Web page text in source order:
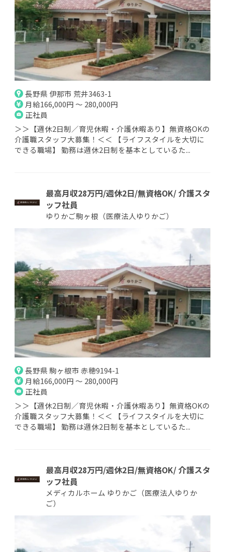
長野県 伊那市 荒井3463-1
月給166,000円 ～ 280,000円
正社員
＞＞【週休2日制／育児休暇・介護休暇あり】無資格OKの
介護職スタッフ大募集！＜＜ 【ライフスタイルを大切に
できる職場】 勤務は週休2日制を基本としているた...
最高月収28万円/週休2日/無資格OK/ 介護スタ
ッフ社員
ゆりかご駒ヶ根（医療法人ゆりかご）
長野県 駒ヶ根市 赤穂9194-1
月給166,000円 ～ 280,000円
正社員
＞＞【週休2日制／育児休暇・介護休暇あり】無資格OKの
介護職スタッフ大募集！＜＜ 【ライフスタイルを大切に
できる職場】 勤務は週休2日制を基本としているた...
最高月収28万円/週休2日/無資格OK/ 介護スタ
ッフ社員
メディカルホーム ゆりかご（医療法人ゆりか
ご）